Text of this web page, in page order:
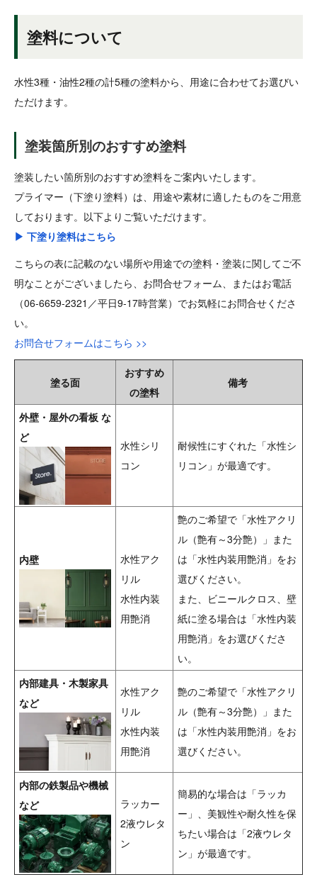
塗料について
水性3種・油性2種の計5種の塗料から、用途に合わせてお選びい
ただけます。
塗装箇所別のおすすめ塗料
塗装したい箇所別のおすすめ塗料をご案内いたします。
プライマー（下塗り塗料）は、用途や素材に適したものをご用意
しております。以下よりご覧いただけます。
▶ 下塗り塗料はこちら
こちらの表に記載のない場所や用途での塗料・塗装に関してご不
明なことがございましたら、お問合せフォーム、またはお電話
（06-6659-2321／平日9-17時営業）でお気軽にお問合せくださ
い。
お問合せフォームはこちら >>
塗る面
おすすめ
の塗料
備考
外壁・屋外の看板 な
ど
水性シリ
コン
耐候性にすぐれた「水性シ
リコン」が最適です。
内壁
水性アク
リル
水性内装
用艶消
艶のご希望で「水性アクリ
ル（艶有～3分艶）」また
は「水性内装用艶消」をお
選びください。
また、ビニールクロス、壁
紙に塗る場合は「水性内装
用艶消」をお選びくださ
い。
内部建具・木製家具
など
水性アク
リル
水性内装
用艶消
艶のご希望で「水性アクリ
ル（艶有～3分艶）」また
は「水性内装用艶消」をお
選びください。
内部の鉄製品や機械
など
ラッカー
2液ウレタ
ン
簡易的な場合は「ラッカ
ー」、美観性や耐久性を保
ちたい場合は「2液ウレタ
ン」が最適です。